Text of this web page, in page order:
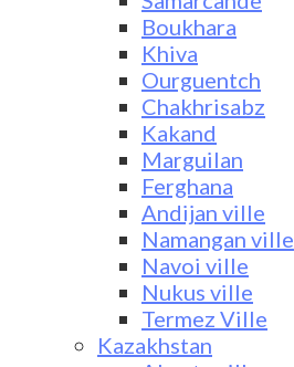
Boukhara
Khiva
Ourguentch
Chakhrisabz
Kakand
Marguilan
Ferghana
Andijan ville
Namangan ville
Navoi ville
Nukus ville
Termez Ville
Kazakhstan